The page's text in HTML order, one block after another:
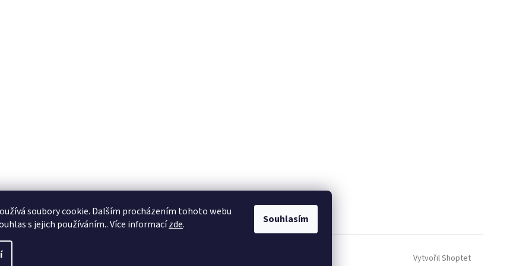
soubory cookie. Dalším procházením tohoto webu
s jejich používáním.. Více informacízde. Souhlasím
Vytvořil Shoptet
cookies